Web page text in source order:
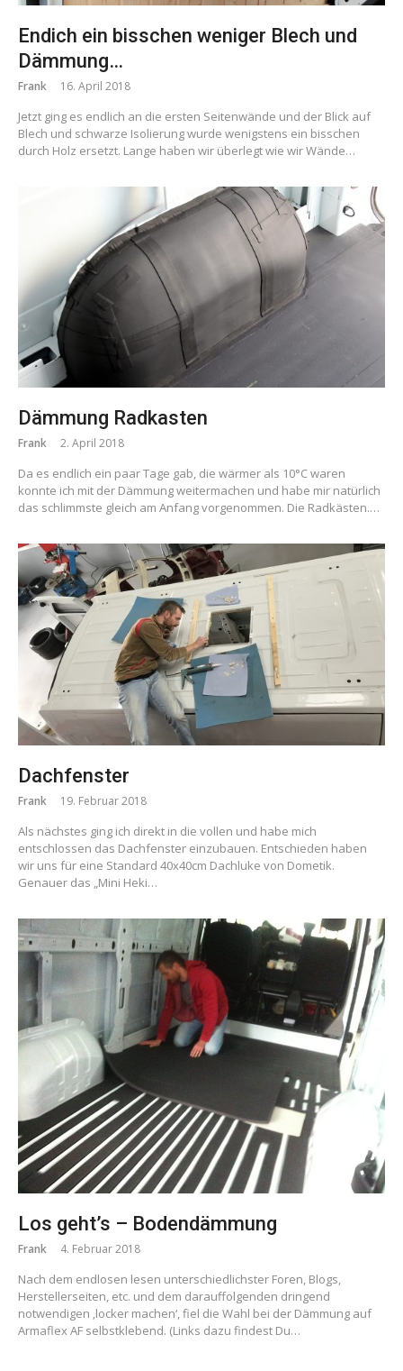
Endich ein bisschen weniger Blech und
Dämmung…
Frank 16. April 2018
Jetzt ging es endlich an die ersten Seitenwände und der Blick auf
Blech und schwarze Isolierung wurde wenigstens ein bisschen
durch Holz ersetzt. Lange haben wir überlegt wie wir Wände…
Dämmung Radkasten
Frank 2. April 2018
Da es endlich ein paar Tage gab, die wärmer als 10°C waren
konnte ich mit der Dämmung weitermachen und habe mir natürlich
das schlimmste gleich am Anfang vorgenommen. Die Radkästen.…
Dachfenster
Frank 19. Februar 2018
Als nächstes ging ich direkt in die vollen und habe mich
entschlossen das Dachfenster einzubauen. Entschieden haben
wir uns für eine Standard 40x40cm Dachluke von Dometik.
Genauer das „Mini Heki…
Los geht’s – Bodendämmung
Frank 4. Februar 2018
Nach dem endlosen lesen unterschiedlichster Foren, Blogs,
Herstellerseiten, etc. und dem darauffolgenden dringend
notwendigen ‚locker machen‘, fiel die Wahl bei der Dämmung auf
Armaflex AF selbstklebend. (Links dazu findest Du…